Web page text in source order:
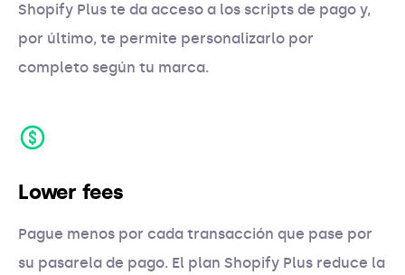
Shopify Plus te da acceso a los scripts de pago y,
por último, te permite personalizarlo por
completo según tu marca.
Lower fees
Pague menos por cada transacción que pase por
su pasarela de pago. El plan Shopify Plus reduce la